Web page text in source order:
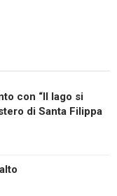
con “Il lago si
di Santa Filippa